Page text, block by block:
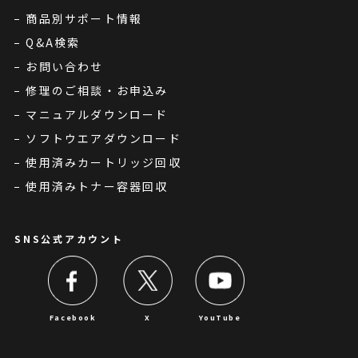
商品別サポート情報
Q&A検索
お問い合わせ
修理のご相談・お申込み
マニュアルダウンロード
ソフトウエアダウンロード
使用済みカートリッジ回収
使用済みトナー容器回収
SNS公式アカウント
Facebook X YouTube